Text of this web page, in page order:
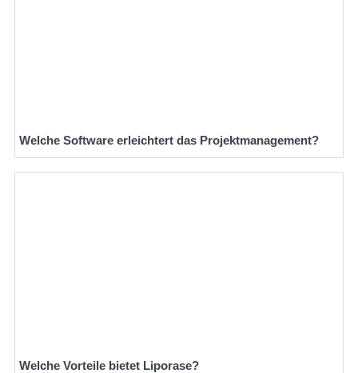
Welche Software erleichtert das Projektmanagement?
Welche Vorteile bietet Liporase?